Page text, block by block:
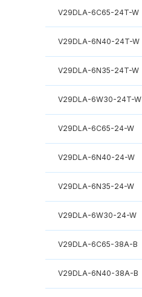
V29DLA-6C65-24T-W
V29DLA-6N40-24T-W
V29DLA-6N35-24T-W
V29DLA-6W30-24T-W
V29DLA-6C65-24-W
V29DLA-6N40-24-W
V29DLA-6N35-24-W
V29DLA-6W30-24-W
V29DLA-6C65-38A-B
V29DLA-6N40-38A-B